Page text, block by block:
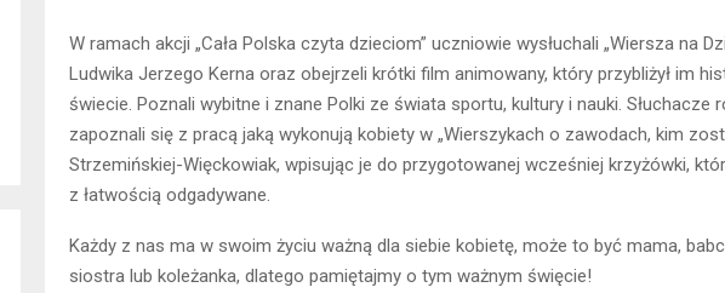
W ramach akcji „Cała Polska czyta dzieciom” uczniowie wysłuchali „Wiersza na
Ludwika Jerzego Kerna oraz obejrzeli krótki film animowany, który przybliżył im
świecie. Poznali wybitne i znane Polki ze świata sportu, kultury i nauki. Słuchacze
zapoznali się z pracą jaką wykonują kobiety w „Wierszykach o zawodach, kim
Strzemińskiej-Więckowiak, wpisując je do przygotowanej wcześniej krzyżówki,
z łatwością odgadywane.
Każdy z nas ma w swoim życiu ważną dla siebie kobietę, może to być mama,
siostra lub koleżanka, dlatego pamiętajmy o tym ważnym święcie!